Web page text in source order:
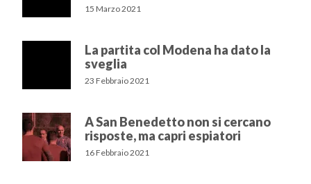
15 Marzo 2021
La partita col Modena ha dato la
sveglia
23 Febbraio 2021
A San Benedetto non si cercano
risposte, ma capri espiatori
16 Febbraio 2021